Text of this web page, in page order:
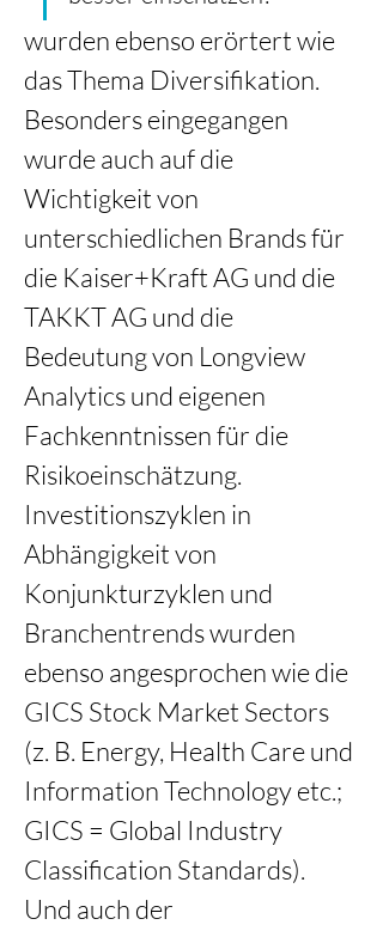
wurden ebenso erörtert wie
das Thema Diversifikation.
Besonders eingegangen
wurde auch auf die
Wichtigkeit von
unterschiedlichen Brands für
die Kaiser+Kraft AG und die
TAKKT AG und die
Bedeutung von Longview
Analytics und eigenen
Fachkenntnissen für die
Risikoeinschätzung.
Investitionszyklen in
Abhängigkeit von
Konjunkturzyklen und
Branchentrends wurden
ebenso angesprochen wie die
GICS Stock Market Sectors
(z. B. Energy, Health Care und
Information Technology etc.;
GICS = Global Industry
Classification Standards).
Und auch der